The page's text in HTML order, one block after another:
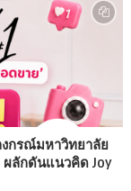
งกรณ์มหาวิทยาลัย
ผลักดันแนวคิด Joy